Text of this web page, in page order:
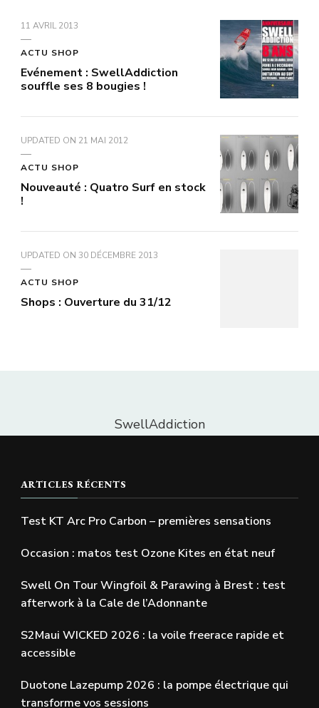
11 AVRIL 2013
ACTU SHOP
Evénement : SwellAddiction
souffle ses 8 bougies !
UPDATED ON 21 MAI 2012
ACTU SHOP
Nouveauté : Quatro Surf en stock
!
UPDATED ON 30 DÉCEMBRE 2013
ACTU SHOP
Shops : Ouverture du 31/12
SwellAddiction
ARTICLES RÉCENTS
Test KT Arc Pro Carbon – premières sensations
Occasion : matos test Ozone Kites en état neuf
Swell On Tour Wingfoil & Parawing à Brest : test
afterwork à la Cale de l’Adonnante
S2Maui WICKED 2026 : la voile freerace rapide et
accessible
Duotone Lazepump 2026 : la pompe électrique qui
transforme vos sessions